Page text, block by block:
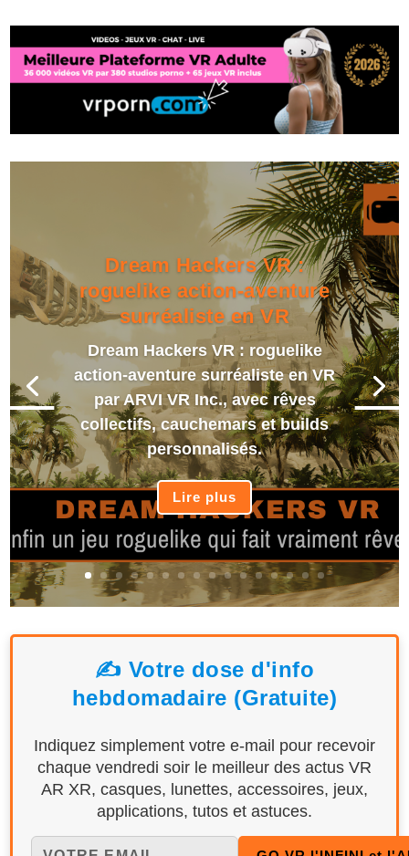
Dream Hackers VR :
roguelike action-aventure
surréaliste en VR
Dream Hackers VR : roguelike
action-aventure surréaliste en VR
par ARVI VR Inc., avec rêves
collectifs, cauchemars et builds
personnalisés.
Lire plus
✍️ Votre dose d'info
hebdomadaire (Gratuite)
Indiquez simplement votre e-mail pour recevoir
chaque vendredi soir le meilleur des actus VR
AR XR, casques, lunettes, accessoires, jeux,
applications, tutos et astuces.